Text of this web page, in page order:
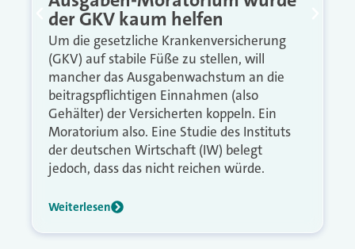
der GKV kaum helfen
Um die gesetzliche Krankenversicherung
(GKV) auf stabile Füße zu stellen, will
mancher das Ausgabenwachstum an die
beitragspflichtigen Einnahmen (also
Gehälter) der Versicherten koppeln. Ein
Moratorium also. Eine Studie des Instituts
der deutschen Wirtschaft (IW) belegt
jedoch, dass das nicht reichen würde.
Weiterlesen